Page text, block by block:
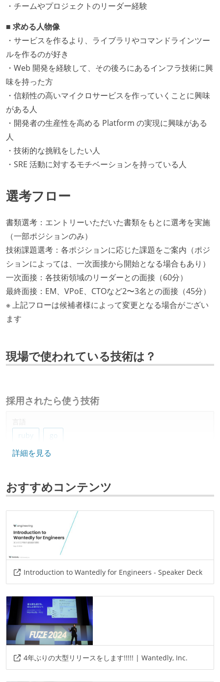
・チームやプロジェクトのリーダー経験
■ 求める人物像
・サービスを作るより、ライブラリやコマンドラインツー
ルを作るのが好き
・Web 開発を経験して、その後ろにあるインフラ技術に興
味を持った方
・信頼性の高いマイクロサービスを作っていくことに興味
がある人
・開発者の生産性を高める Platform の実現に興味がある
人
・技術的な挑戦をしたい人
・SRE 活動に対するモチベーションを持っている人
選考フロー
書類選考：エントリーいただいた書類をもとに選考を実施
（一部ポジションのみ）
技術課題選考：各ポジションに応じた課題をご案内（ポジ
ションによっては、一次面接から開始となる場合もあり）
一次面接：各技術領域のリーダーとの面接（60分）
最終面接：EM、VPoE、CTOなど2〜3名との面接（45分）
※ 上記フローは候補者様によって変更となる場合がござい
ます
現場で使われている技術は？
採用されたら使う技術
言語
ruby
go
フレームワーク
データベース
fluentd
postgresql
ソースコード管理
git
情報共有ツール
slack
その他
graphql
kubernetes
datadog
circleci
その他、現場で使われている技術
詳細を見る
おすすめコンテンツ
Introduction to Wantedly for Engineers - Speaker Deck
4年ぶりの大型リリースをします!!!!! | Wantedly, Inc.